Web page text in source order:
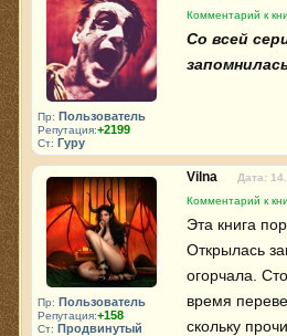
Пр: Пользователь
Репутация:+2199
Ст: Гуру
Комментарий к
Со всей
Пр: Пользователь
Репутация:+158
Ст: Продвинутый
Vilna
Дата:
Комментарий к
Эта книга
Открылась
огорчала.
время
скольку